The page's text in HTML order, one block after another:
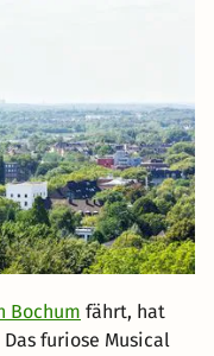
Bochum fährt, hat
furiose Musical